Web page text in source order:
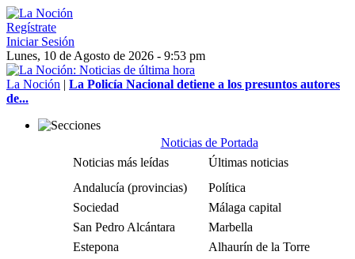
Regístrate
Iniciar Sesión
Lunes, 10 de Agosto de 2026 - 9:53 pm
La Noción | La Policía Nacional detiene a los presuntos autores
de...
Noticias de Portada
Noticias más leídas
Últimas noticias
Andalucía (provincias)
Política
Sociedad
Málaga capital
San Pedro Alcántara
Marbella
Estepona
Alhaurín de la Torre